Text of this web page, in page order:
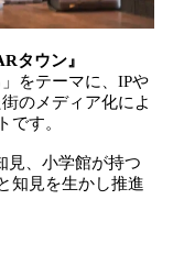
タウン』
をテーマに、IPや
のメディア化によ
です。
見、小学館が持つ
知見を生かし推進